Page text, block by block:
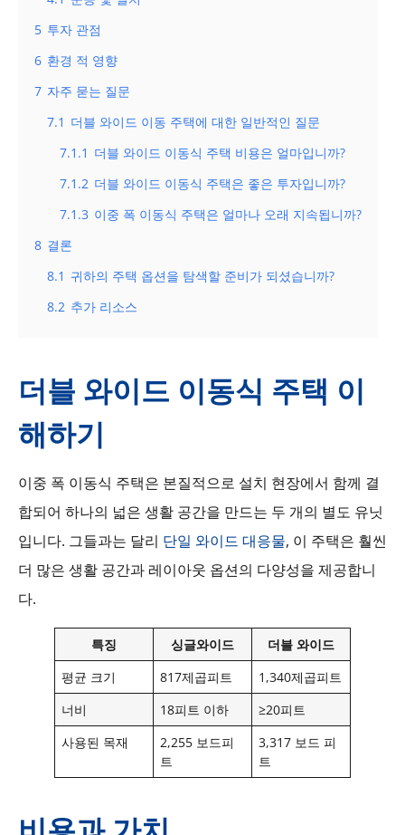
5 투자 관점
6 환경 적 영향
7 자주 묻는 질문
7.1 더블 와이드 이동 주택에 대한 일반적인 질문
7.1.1 더블 와이드 이동식 주택 비용은 얼마입니까?
7.1.2 더블 와이드 이동식 주택은 좋은 투자입니까?
7.1.3 이중 폭 이동식 주택은 얼마나 오래 지속됩니까?
8 결론
8.1 귀하의 주택 옵션을 탐색할 준비가 되셨습니까?
8.2 추가 리소스
더블 와이드 이동식 주택 이
해하기
이중 폭 이동식 주택은 본질적으로 설치 현장에서 함께 결
합되어 하나의 넓은 생활 공간을 만드는 두 개의 별도 유닛
입니다. 그들과는 달리 단일 와이드 대응물, 이 주택은 훨씬
더 많은 생활 공간과 레이아웃 옵션의 다양성을 제공합니
다.
특징 싱글와이드
더블 와이드
평균 크기
817제곱피트
1,340제곱피트
너비
18피트 이하
≥20피트
사용된 목재
2,255 보드피
트
3,317 보드 피
트